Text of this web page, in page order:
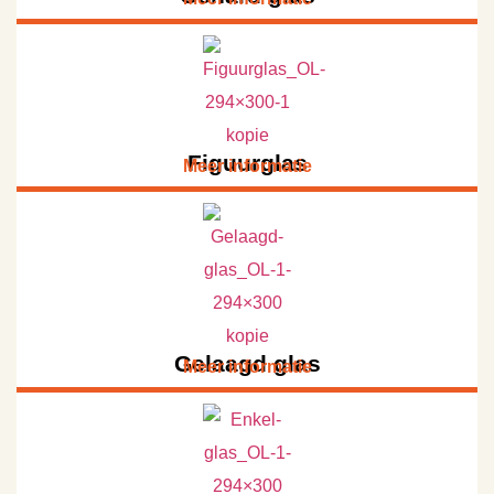
Figuurglas
Meer informatie
Gelaagd glas
Meer informatie